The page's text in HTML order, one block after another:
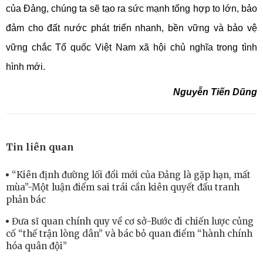
của Đảng, chúng ta sẽ tạo ra sức mạnh tổng hợp to lớn, bảo
đảm cho đất nước phát triển nhanh, bền vững và bảo vệ
vững chắc Tổ quốc Việt Nam xã hội chủ nghĩa trong tình
hình mới.
Nguyễn Tiến Dũng
Tin liên quan
“Kiên định đường lối đổi mới của Đảng là gặp hạn, mất
mùa”-Một luận điểm sai trái cần kiên quyết đấu tranh
phản bác
Đưa sĩ quan chính quy về cơ sở-Bước đi chiến lược củng
cố “thế trận lòng dân” và bác bỏ quan điểm “hành chính
hóa quân đội”